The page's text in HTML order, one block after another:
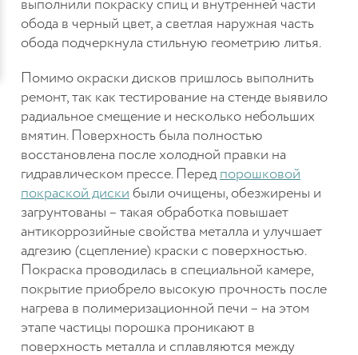
выполнили покраску спиц и внутренней части
обода в черный цвет, а светлая наружная часть
обода подчеркнула стильную геометрию литья.
Помимо окраски дисков пришлось выполнить
ремонт, так как тестирование на стенде выявило
радиальное смещение и несколько небольших
вмятин. Поверхность была полностью
восстановлена после холодной правки на
гидравлическом прессе. Перед порошковой
покраской диски были очищены, обезжирены и
загрунтованы – такая обработка повышает
антикоррозийные свойства металла и улучшает
адгезию (сцепление) краски с поверхностью.
Покраска проводилась в специальной камере,
покрытие приобрело высокую прочность после
нагрева в полимеризационной печи – на этом
этапе частицы порошка проникают в
поверхность металла и сплавляются между